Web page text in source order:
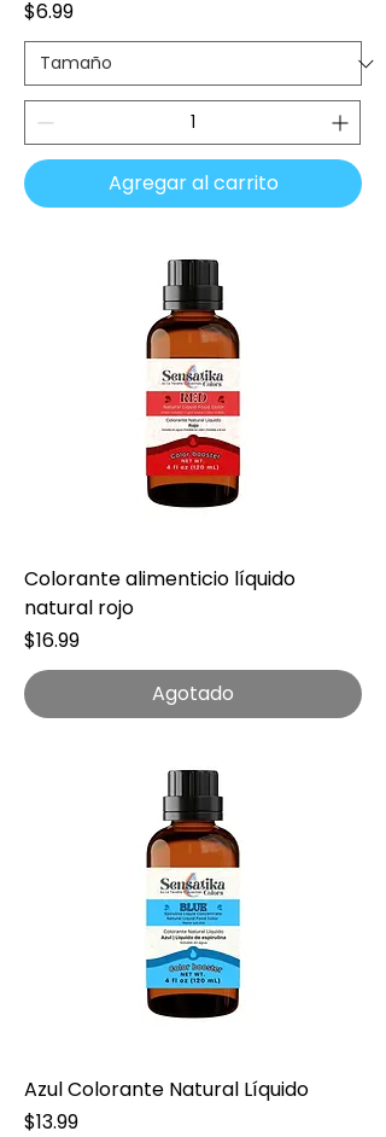
Precio
$6.99
Agregar al carrito
Colorante alimenticio líquido
natural rojo
Precio
$16.99
Agotado
Azul Colorante Natural Líquido
Precio
$13.99